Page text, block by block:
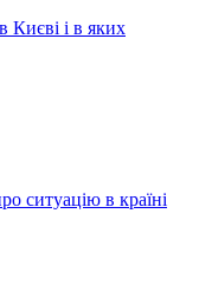
Києві і в яких
ситуацію в країні